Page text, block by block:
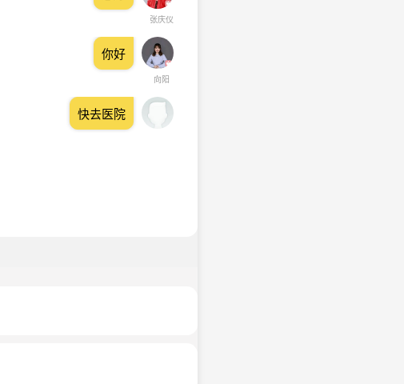
张庆仪
向阳
你好
快去医院